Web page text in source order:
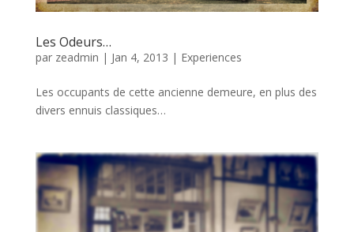
Les Odeurs…
par zeadmin | Jan 4, 2013 | Experiences
Les occupants de cette ancienne demeure, en plus des
divers ennuis classiques…